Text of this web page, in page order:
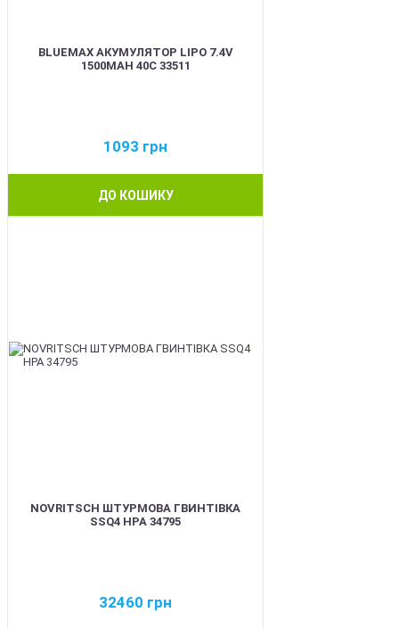
BLUEMAX АКУМУЛЯТОР LIPO 7.4V
1500MAH 40C 33511
1093 грн
ДО КОШИКУ
NOVRITSCH ШТУРМОВА ГВИНТІВКА
SSQ4 HPA 34795
32460 грн